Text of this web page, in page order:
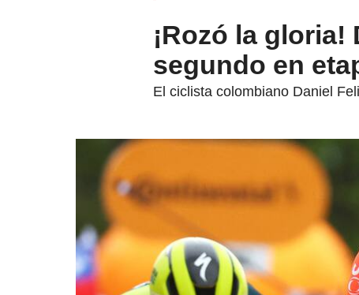
¡Rozó la
segundo en
El ciclista colombiano Daniel